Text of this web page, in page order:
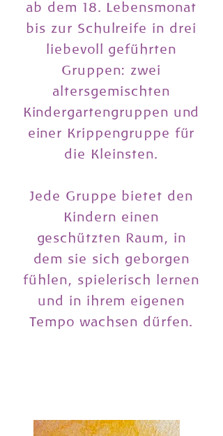
ab dem 18. Lebensmonat
bis zur Schulreife in drei
liebevoll geführten
Gruppen: zwei
altersgemischten
Kindergartengruppen und
einer Krippengruppe für
die Kleinsten.
Jede Gruppe bietet den
Kindern einen
geschützten Raum, in
dem sie sich geborgen
fühlen, spielerisch lernen
und in ihrem eigenen
Tempo wachsen dürfen.